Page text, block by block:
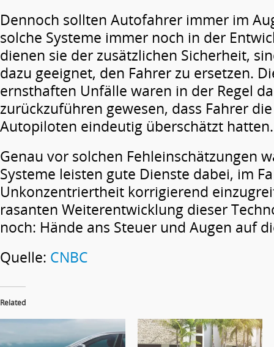
Dennoch sollten Autofahrer immer im
solche Systeme immer noch in der
dienen sie der zusätzlichen Sicherheit,
dazu geeignet, den Fahrer zu ersetzen.
ernsthaften Unfälle waren in der Regel
zurückzuführen gewesen, dass Fahrer
Autopiloten eindeutig überschätzt hatten.
Genau vor solchen Fehleinschätzungen
Systeme leisten gute Dienste dabei, im
Unkonzentriertheit korrigierend
rasanten Weiterentwicklung dieser
noch: Hände ans Steuer und Augen auf
Quelle: CNBC
Related